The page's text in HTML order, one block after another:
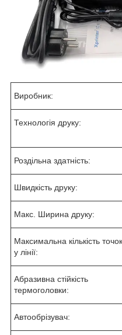
Виробник:
Технологія друку:
Роздільна здатність:
Швидкість друку:
Макс. Ширина друку:
Максимальна кількість точок
у лінії:
Абразивна стійкість
термоголовки:
Автообрізувач: